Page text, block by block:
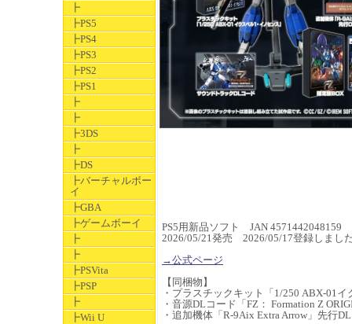
┣
┣PS5
┣PS4
┣PS3
┣PS2
┣PS1
┣
┣
┣3DS
┣
┣DS
┣バーチャルボー
イ
┣GBA
┣ゲームボーイ
┣
┣
┣PSVita
┣PSP
┣
┣Wii U
PS5用新品ソフト JAN 4571442048159
2026/05/21発売 2026/05/17登録しまし
→公式ページ
【同梱物】
・プラスチックキット「1/250 ABX-01
・音源DLコード「FZ： Formation Z
・追加機体「R-9Aix Extra Arrow」先行